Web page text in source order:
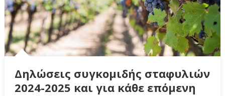
Δηλώσεις συγκομιδής σταφυλιών
2024-2025 και για κάθε επόμενη